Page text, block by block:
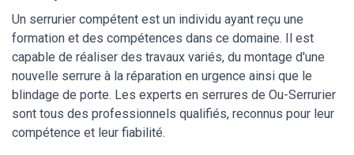
Un serrurier compétent est un individu ayant reçu une
formation et des compétences dans ce domaine. Il est
capable de réaliser des travaux variés, du montage d'une
nouvelle serrure à la réparation en urgence ainsi que le
blindage de porte. Les experts en serrures de Ou-Serrurier
sont tous des professionnels qualifiés, reconnus pour leur
compétence et leur fiabilité.